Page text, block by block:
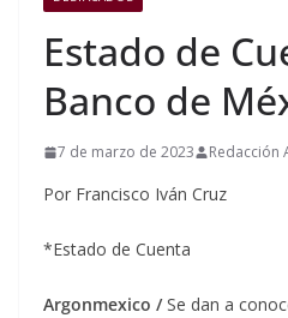
Estado de
Banco de
7 de marzo de 2023 Redacción
Por Francisco Iván Cruz
*Estado de Cuenta
Argonmexico /Se dan a